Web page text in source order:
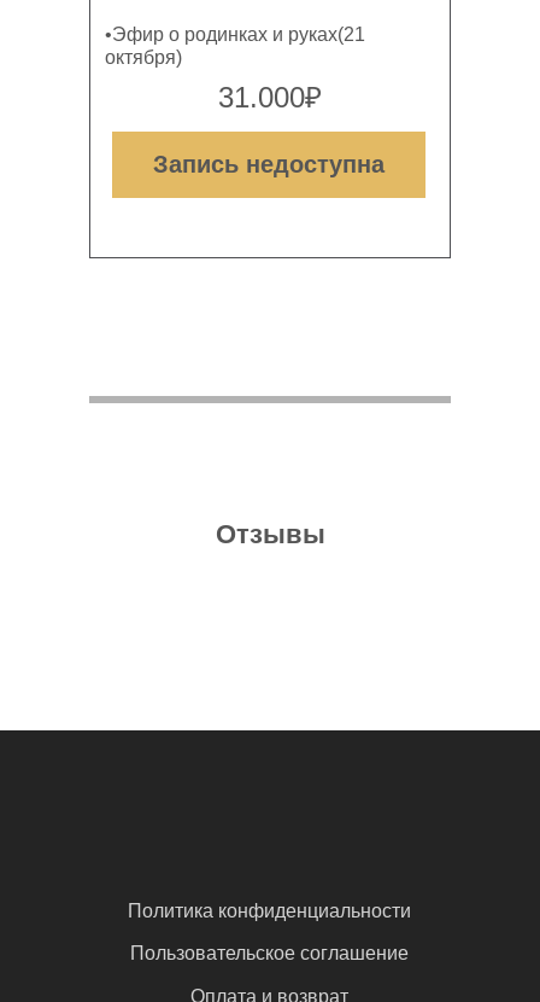
•Эфир о родинках и руках(21
октября)
31.000₽
Запись недоступна
Отзывы
Политика конфиденциальности
Пользовательское соглашение
Оплата и возврат